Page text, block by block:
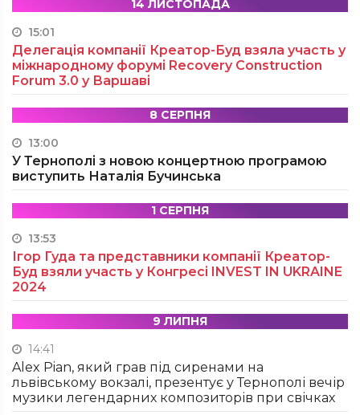
14 ЛИСТОПАДА
15:01
Делегація компанії Креатор-Буд взяла участь у
міжнародному форумі Recovery Construction
Forum 3.0 у Варшаві
8 СЕРПНЯ
13:00
У Тернополі з новою концертною програмою
виступить Наталія Бучинська
1 СЕРПНЯ
13:53
Ігор Гуда та представники компанії Креатор-
Буд взяли участь у Конгресі INVEST IN UKRAINE
2024
9 ЛИПНЯ
14:41
Alex Pian, який грав під сиренами на
львівському вокзалі, презентує у Тернополі вечір
музики легендарних композиторів при свічках